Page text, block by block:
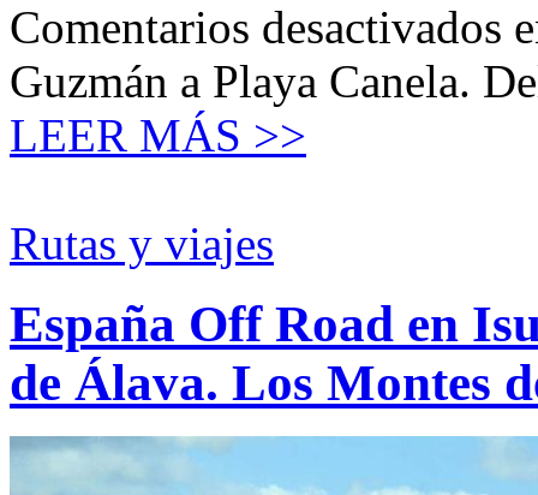
Comentarios desactivados
Guzmán a Playa Canela.
LEER MÁS >>
Rutas y viajes
España Off Road en
de Álava. Los Montes